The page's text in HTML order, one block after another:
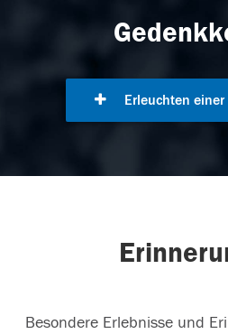
Erleuchten
Besondere Erlebnisse und